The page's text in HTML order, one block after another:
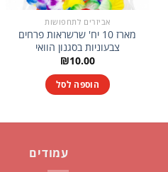
אביזרים לתחפושות
מארז 10 יח' שרשראות פרחים
צבעוניות בסגנון הוואי
₪10.00
הוספה לסל
עמודים